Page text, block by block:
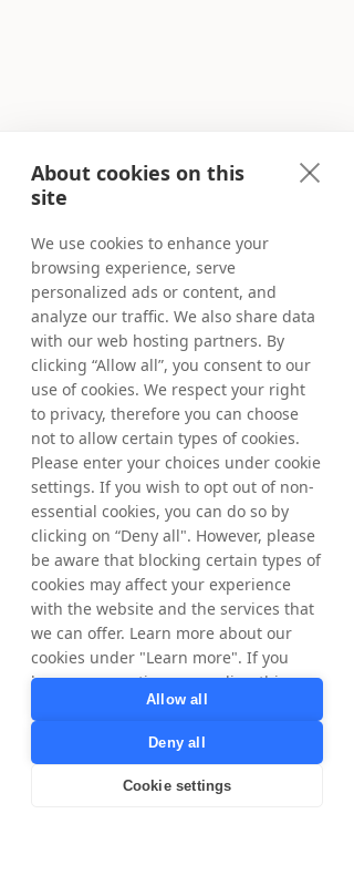
About cookies on this
site
We use cookies to enhance your
browsing experience, serve
personalized ads or content, and
analyze our traffic. We also share data
with our web hosting partners. By
clicking “Allow all”, you consent to our
use of cookies. We respect your right
to privacy, therefore you can choose
not to allow certain types of cookies.
Please enter your choices under cookie
settings. If you wish to opt out of non-
essential cookies, you can do so by
clicking on “Deny all". However, please
be aware that blocking certain types of
cookies may affect your experience
with the website and the services that
we can offer. Learn more about our
cookies under "Learn more". If you
have any questions regarding this,
privacy@tradedoubler.com
dpo@tradedoubler.com
read more about our data processing
Allow all
Deny all
Cookie settings